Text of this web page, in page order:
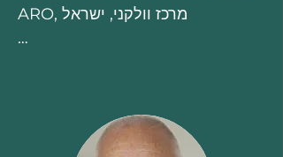
ARO, מרכז וולקני, ישראל
העברית בירושלים